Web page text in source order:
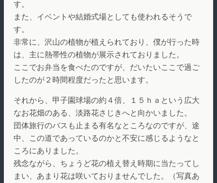
す。
また、イベントや結婚式場としても使われるそうで
す。
非常に、沢山の植物が植えられており、僕が行った時
は、主に熱帯性の植物が展示されておりました。
ここでお弁当を食べたのですが、だいたいここで過ご
したのが２時間程度だったと思います。
それから、甲子園球場の約４倍、１５ｈａという広大
なお花畑のある、淡路花さじきへと向かいました。
団体旅行のバスも止まる有名なところなのですが、途
中、この道であっているのかと不安に感じるようなと
ころにありました。
残念ながら、ちょうど花の植え替え時期に当たってし
まい、あまり花は咲いておりませんでした。（写真あ